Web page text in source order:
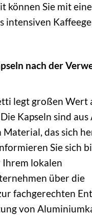
können Sie mit
intensiven
nach der
legt großen Wert
Kapseln sind
Material, das sich
Sie sich
Ihrem lokalen
über die
fachgerechten
von